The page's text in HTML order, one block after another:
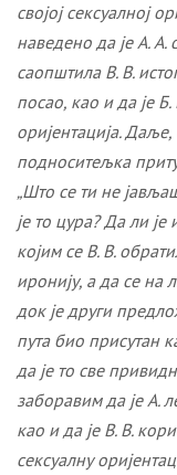
својој сексуалној
наведено да је А. А.
саопштила В. В.
посао, као и да је
оријентација. Даље,
подноситељка
„Што се ти не
је то цура? Да ли је
којим се В. В.
иронију, а да се на
док је други
пута био присутан
да је то све
заборавим да је А.
као и да је В. В.
сексуалну